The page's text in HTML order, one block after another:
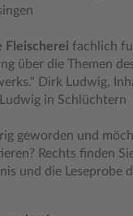
Fleischerei fachlich
über die Themen
Dirk Ludwig,
in Schlüchtern
geworden und
Rechts finden
und die Leseprobe